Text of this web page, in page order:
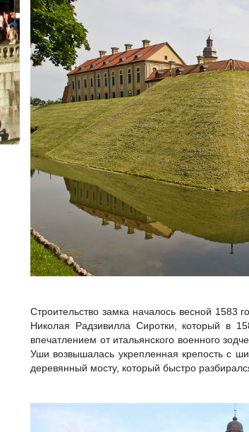
Строительство замка началось весной 1583
Николая Радзивилла Сиротки, который в
впечатлением от итальянского военного
Уши возвышалась укрепленная крепость с
деревянный мосту, который быстро